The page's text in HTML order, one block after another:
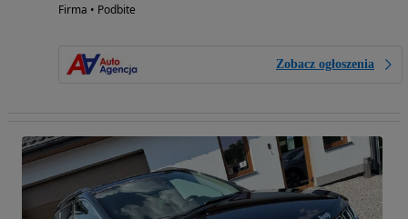
Firma • Podbite
Zobacz ogłoszenia